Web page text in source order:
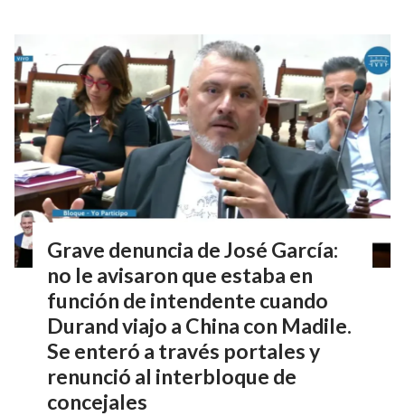
Grave denuncia de José García:
no le avisaron que estaba en
función de intendente cuando
Durand viajo a China con Madile.
Se enteró a través portales y
renunció al interbloque de
concejales